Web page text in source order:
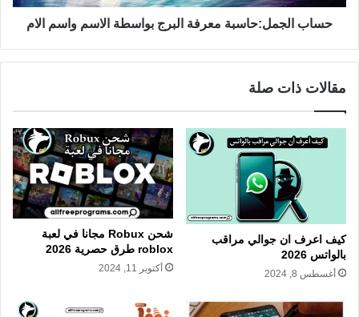
حساب الجمل:حاسبة معرفة البرج بواسطة الاسم واسم الام
مقالات ذات صلة
كيف اعرف ان جوالي مراقب
بالواتس 2026
أغسطس 8, 2024
شحن Robux مجانا في لعبة
roblox طرق حصرية 2026
أكتوبر 11, 2024